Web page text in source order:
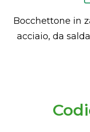
Bocchettone in
acciaio, da